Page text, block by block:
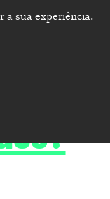
a sua experiência.